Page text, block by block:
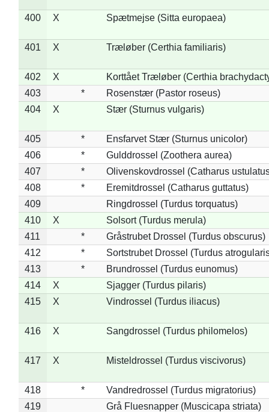
400 X Spætmejse (Sitta europaea)
401 X Træløber (Certhia familiaris)
402 X
Korttået Træløber (Certhia
403
*
Rosenstær (Pastor roseus)
404
X Stær (Sturnus vulgaris)
405 *
Ensfarvet Stær (Sturnus unicolor)
406
*
Gulddrossel (Zoothera aurea)
407
*
Olivenskovdrossel (Catharus
408
*
Eremitdrossel (Catharus guttatus)
409
Ringdrossel (Turdus torquatus)
410
X
Solsort (Turdus merula)
411
*
Gråstrubet Drossel (Turdus obscurus)
412
*
Sortstrubet Drossel (Turdus
413
*
Brundrossel (Turdus eunomus)
414
X
Sjagger (Turdus pilaris)
415
X Vindrossel (Turdus iliacus)
416 X Sangdrossel (Turdus philomelos)
417 X Misteldrossel (Turdus viscivorus)
418 *
Vandredrossel (Turdus migratorius)
419
Grå Fluesnapper (Muscicapa striata)